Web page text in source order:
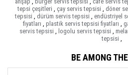
tepsi çeşitleri , çay servis tepsisi , döner
tepsisi , dürüm servis tepsisi , endüstriyel
fiyatları , plastik servis tepsisi fiyatları ,
servis tepsisi , logolu servis tepsisi ,
tepsisi ,
BE AMONG